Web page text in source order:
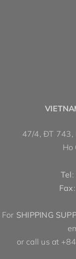
47/4, ĐT 743,
Ho
Tel
Fax
For SHIPPING
or call us at